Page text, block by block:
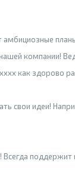
амбициозные
компании!
как здорово
свои идеи!